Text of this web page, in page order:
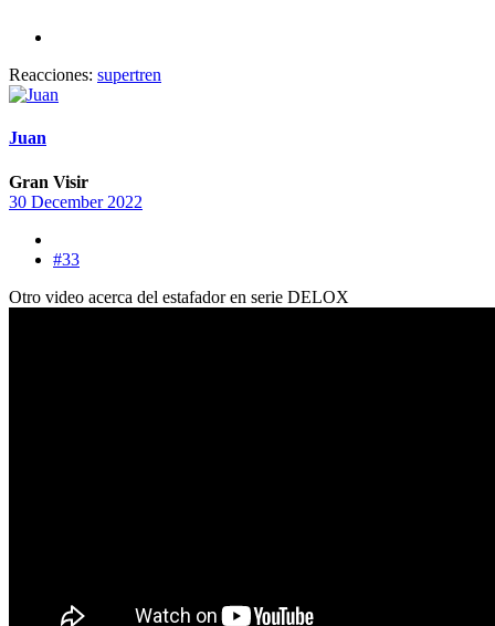
Reacciones: supertren
Juan
Gran Visir
30 December 2022
#33
Otro video acerca del estafador en serie DELOX